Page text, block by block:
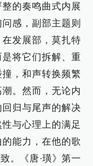
的奏鸣曲式内展
感，副部主题则
发展部，莫扎特
将它们拆解、重
，和声转换频繁
。然而，无论内
归与尾声的解决
与心理上的满足
能力，在他的歌
。《唐·璜》第一